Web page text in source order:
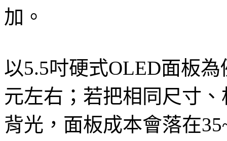
加。
以5.5吋硬式OLED面板
元左右；若把相同尺寸
背光，面板成本會落在